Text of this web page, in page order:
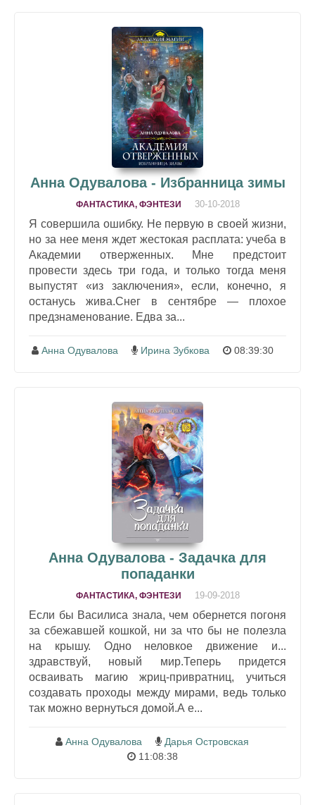
Анна Одувалова - Избранница зимы
ФАНТАСТИКА, ФЭНТЕЗИ 30-10-2018
Я совершила ошибку. Не первую в своей жизни,
но за нее меня ждет жестокая расплата: учеба в
Академии отверженных. Мне предстоит
провести здесь три года, и только тогда меня
выпустят «из заключения», если, конечно, я
останусь жива.Снег в сентябре — плохое
предзнаменование. Едва за...
Анна Одувалова Ирина Зубкова 08:39:30
Анна Одувалова - Задачка для
попаданки
ФАНТАСТИКА, ФЭНТЕЗИ 19-09-2018
Если бы Василиса знала, чем обернется погоня
за сбежавшей кошкой, ни за что бы не полезла
на крышу. Одно неловкое движение и...
здравствуй, новый мир.Теперь придется
осваивать магию жриц-привратниц, учиться
создавать проходы между мирами, ведь только
так можно вернуться домой.А е...
Анна Одувалова
Дарья Островская
11:08:38